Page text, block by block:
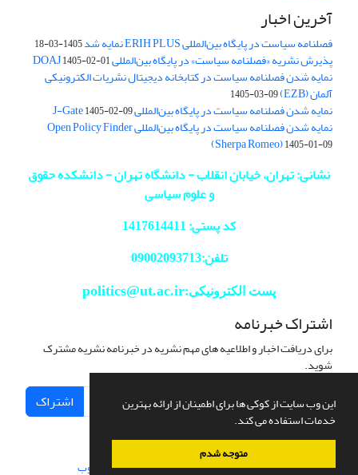
این وب سایت از کوکی ها برای اطمینان از ارائه بهترین
خدمات استفاده می کند.
متوجه شدم
آخرین اخبار
فصلنامه سیاست در پایگاه بین‌المللی ERIH PLUS نمایه شد 1405-03-18
پذیرش نشریه «فصلنامه سیاست» در پایگاه بین‌المللی DOAJ1405-02-01
نمایه شدن فصلنامه سیاست در کتابخانه دیجیتال نشریات الکترونیکی
آلمان (EZB) 1405-03-09
نمایه شدن فصلنامه سیاست در پایگاه بین‌المللی J-Gate1405-02-09
نمایه شدن فصلنامه سیاست در پایگاه بین‌المللی Open Policy Finder
(Sherpa Romeo)1405-01-09
نشانی: تهران، خیابان انقلاب - دانشگاه تهران - دانشکده حقوق
و علوم سیاسی
کد پستی: 1417614411
تلفن:09002093713
پست الکترونیکی:politics@ut.ac.ir
اشتراک خبرنامه
برای دریافت اخبار و اطلاعیه های مهم نشریه در خبرنامه نشریه مشترک
شوید.
اشتراک
سامانه مدیریت نشریات علمی.طراحی و پیاده سازی از سیناوب